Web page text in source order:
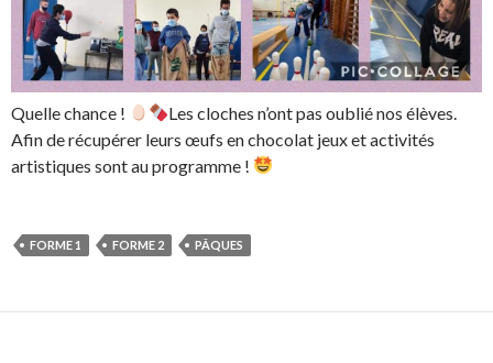
Quelle chance !
Les cloches n’ont pas oublié nos élèves.
Afin de récupérer leurs œufs en chocolat jeux et activités
artistiques sont au programme !
FORME 1 FORME 2 PÂQUES